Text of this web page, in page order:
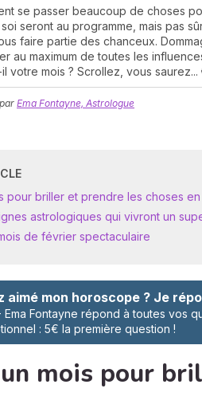
se passer beaucoup de choses
seront au programme, mais pas
faire partie des chanceux.
au maximum de toutes les
votre mois ? Scrollez, vous saurez...
par Ema Fontayne, Astrologue
pour briller et prendre les choses en
astrologiques qui vivront un
de février spectaculaire
aimé mon horoscope ? Je
Ema Fontayne répond à toutes vos
: 5€ la première question !
mois pour